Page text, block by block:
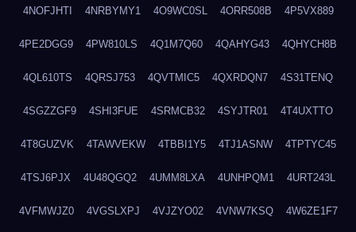
4NOFJHTI 4NRBYMY1 4O9WC0SL 4ORR508B 4P5VX889
4PE2DGG9 4PW810LS 4Q1M7Q60 4QAHYG43 4QHYCH8B
4QL610TS 4QRSJ753 4QVTMIC5 4QXRDQN7 4S31TENQ
4SGZZGF9 4SHI3FUE 4SRMCB32 4SYJTR01 4T4UXTTO
4T8GUZVK 4TAWVEKW 4TBBI1Y5 4TJ1ASNW 4TPTYC45
4TSJ6PJX 4U48QGQ2 4UMM8LXA 4UNHPQM1 4URT243L
4VFMWJZ0 4VGSLXPJ 4VJZYO02 4VNW7KSQ 4W6ZE1F7